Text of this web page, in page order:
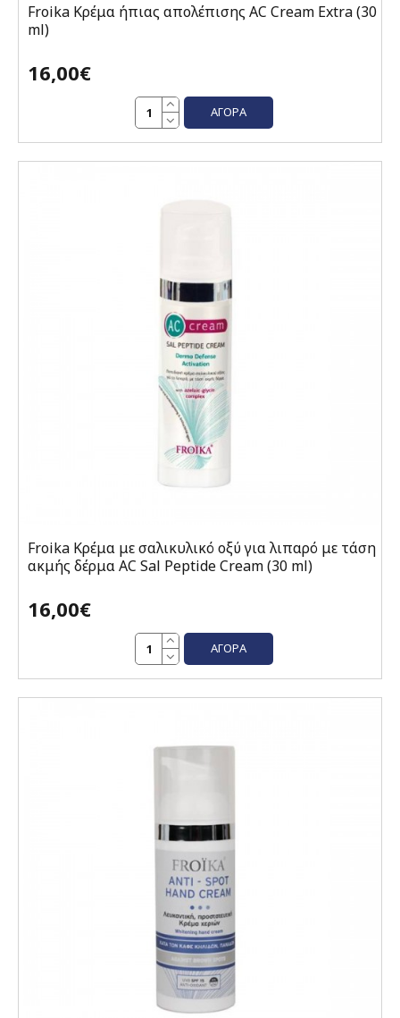
Froika Κρέμα ήπιας απολέπισης AC Cream Extra (30
ml)
16,00€
ΑΓΟΡΆ
Froika Κρέμα με σαλικυλικό οξύ για λιπαρό με τάση
ακμής δέρμα AC Sal Peptide Cream (30 ml)
16,00€
ΑΓΟΡΆ